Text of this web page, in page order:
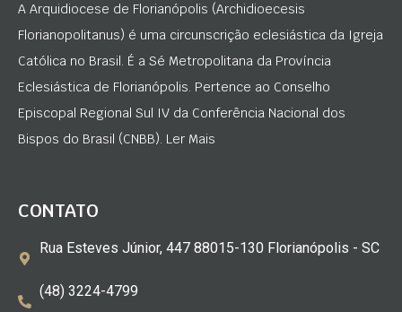
A Arquidiocese de Florianópolis (Archidioecesis
Florianopolitanus) é uma circunscrição eclesiástica da Igreja
Católica no Brasil. É a Sé Metropolitana da Província
Eclesiástica de Florianópolis. Pertence ao Conselho
Episcopal Regional Sul IV da Conferência Nacional dos
Bispos do Brasil (CNBB). Ler Mais
CONTATO
Rua Esteves Júnior, 447 88015-130 Florianópolis - SC
(48) 3224-4799